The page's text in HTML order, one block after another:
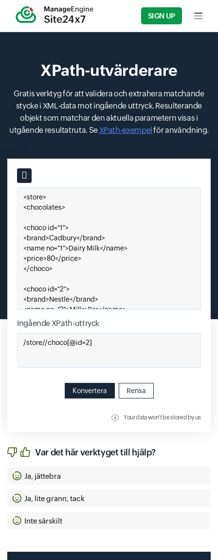
SIGN UP Input
XPath-utvärderare
Gratis verktyg för att validera och extrahera matchande
stycke i XML-data mot ingående uttryck. Resulterande
objekt som matchar den aktuella parametern visas i
utgående resultatruta. Se XPath-exempelför användning.
Input field
Klistra in din XML här.
Ingående XPath-uttryck
Konvertera Rensa
Your data won't be stored by us
Var det här verktyget till hjälp?
Ja, jättebra
Ja, lite grann, tack
Inte särskilt